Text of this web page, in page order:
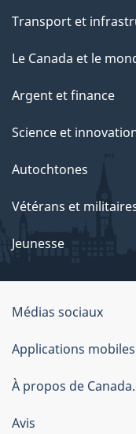
a
g
Transport et
Le Canada et le
Argent et finance
Science et
Autochtones
Vétérans et
Jeunesse
À
propos
de
Médias sociaux
Applications mobiles
À propos de
Avis